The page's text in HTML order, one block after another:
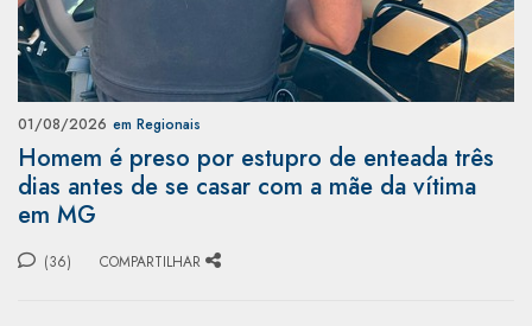
01/08/2026 em Regionais
Homem é preso por estupro de enteada três
dias antes de se casar com a mãe da vítima
em MG
(36) COMPARTILHAR